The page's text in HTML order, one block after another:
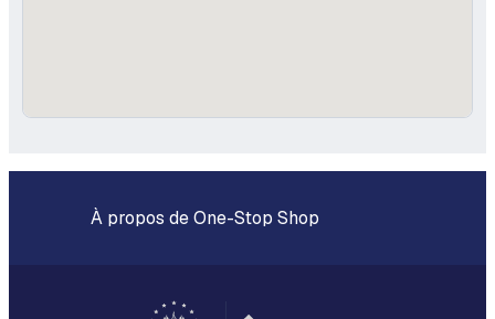
À propos de One-Stop Shop